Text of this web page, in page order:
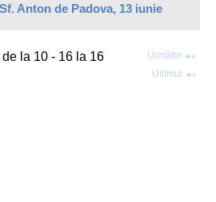
Anton de Padova, 13 iunie
de la 10 - 16 la 16
Următor
Ultimul